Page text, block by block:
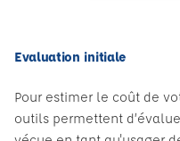
Evaluation initiale
Pour estimer le coût de
outils permettent